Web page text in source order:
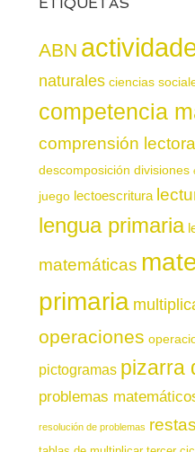
ABN
naturales ciencias
competencia
comprensión lectora
descomposición divisiones
juego lectoescritura
lengua primaria
matemáticas
primaria
operaciones
pictogramas pizarra
problemas
resolución de problemas restas